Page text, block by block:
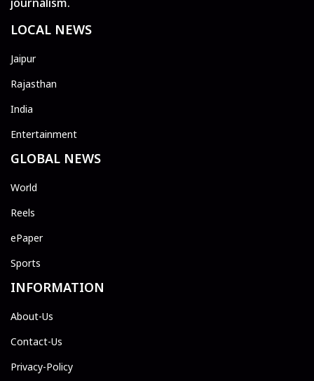
LOCAL NEWS
Jaipur
Rajasthan
India
Entertainment
GLOBAL NEWS
World
Reels
ePaper
Sports
INFORMATION
About-Us
Contact-Us
Privacy-Policy